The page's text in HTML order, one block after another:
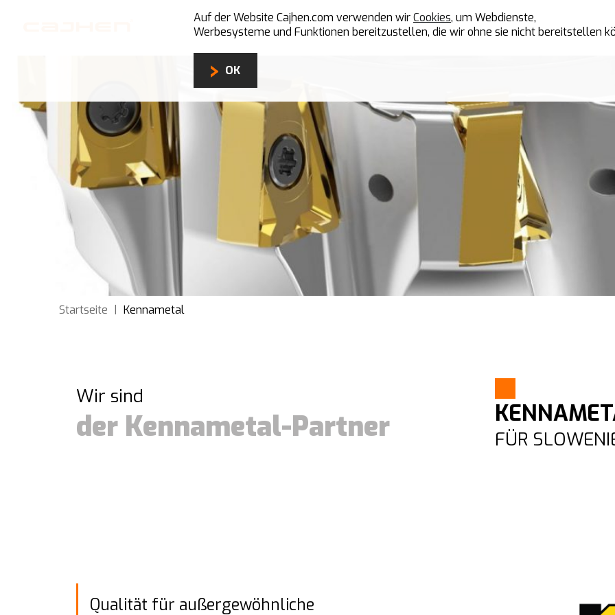
Startseite Kennametal
Wir sind
der Kennametal-Partner FÜR
Qualität für außergewöhnliche
Auf der Website Cajhen.com verwenden wirCookies, um Webdienste,
Werbesysteme und Funktionen bereitzustellen, die wir ohne sie nicht bereitstellen
OK